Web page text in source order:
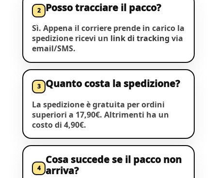
2 Posso tracciare il pacco?
Sì. Appena il corriere prende in carico la
spedizione ricevi un link di tracking via
email/SMS.
3 Quanto costa la spedizione?
La spedizione è gratuita per ordini
superiori a 17,90€. Altrimenti ha un
costo di 4,90€.
4
Cosa succede se il pacco non
arriva?